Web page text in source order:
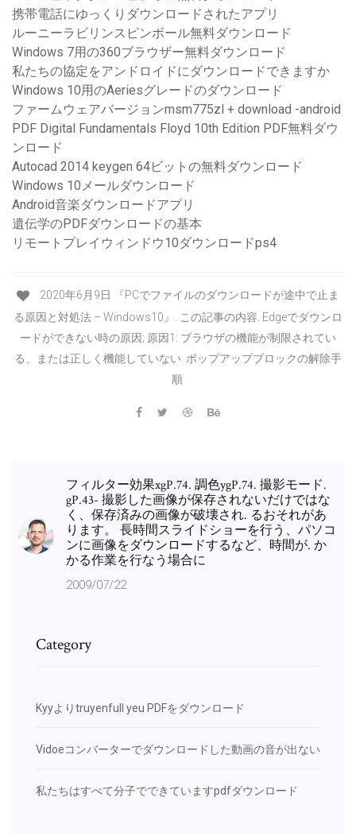
携帯電話にゆっくりダウンロードされたアプリ
ルーニーラビリンスピンボール無料ダウンロード
Windows 7用の360ブラウザー無料ダウンロード
私たちの協定をアンドロイドにダウンロードできますか
Windows 10用のAeriesグレードのダウンロード
ファームウェアバージョンmsm775zl + download -android
PDF Digital Fundamentals Floyd 10th Edition PDF無料ダウ
ンロード
Autocad 2014 keygen 64ビットの無料ダウンロード
Windows 10メールダウンロード
Android音楽ダウンロードアプリ
遺伝学のPDFダウンロードの基本
リモートプレイウィンドウ10ダウンロードps4
2020年6月9日 『PCでファイルのダウンロードが途中で止ま
る原因と対処法 – Windows10』. この記事の内容. Edgeでダウンロ
ードができない時の原因; 原因1: ブラウザの機能が制限されてい
る、または正しく機能していない. ポップアップブロックの解除手
順
フィルター効果xgP.74. 調色ygP.74. 撮影モード.
gP.43- 撮影した画像が保存されないだけではな
く、保存済みの画像が破壊され. るおそれがあ
ります。 長時間スライドショーを行う、パソコ
ンに画像をダウンロードするなど、時間が. か
かる作業を行なう場合に
2009/07/22
Category
Kyyよりtruyenfull yeu PDFをダウンロード
Vidoeコンバーターでダウンロードした動画の音が出ない
私たちはすべて分子でできていますpdfダウンロード